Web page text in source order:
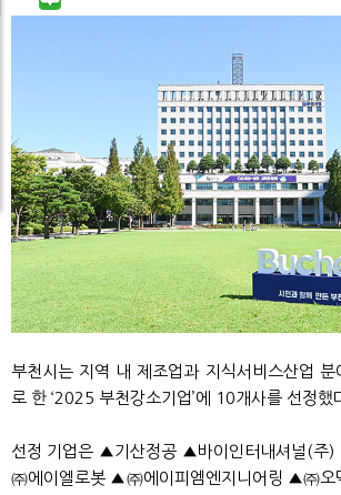
부천시는 지역 내 제조업과 지식서비스산업 분
로 한 ‘2025 부천강소기업’에 10개사를 선정했
선정 기업은 ▲기산정공 ▲바이인터내셔널(주
㈜에이엘로봇 ▲㈜에이피엠엔지니어링 ▲㈜